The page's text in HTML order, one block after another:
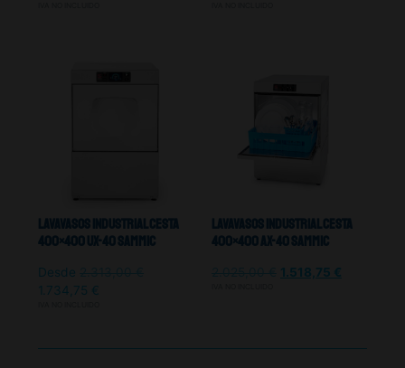
Lavavasos Industrial Cesta
400×400 UX-40 Sammic
Desde
1.734,75 €
Lavavasos Industrial Cesta
400×400 Ax-40 Sammic
1.518,75 €